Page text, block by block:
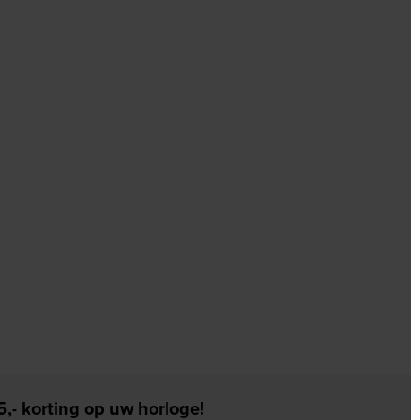
korting op uw horloge!